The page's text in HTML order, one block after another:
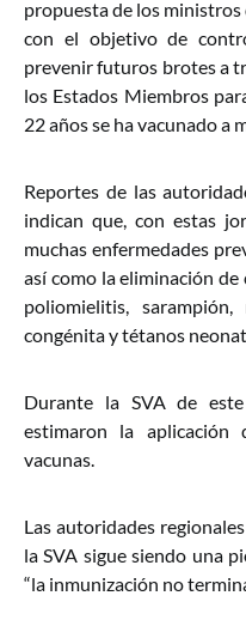
propuesta de los ministros
con el objetivo de
prevenir futuros brotes a
los Estados Miembros
22 años se ha vacunado a
Reportes de las
indican que, con estas
muchas enfermedades
así como la eliminación
poliomielitis,
congénita y tétanos
Durante la SVA de
estimaron la
vacunas.
Las autoridades
la SVA sigue siendo una
“la inmunización no